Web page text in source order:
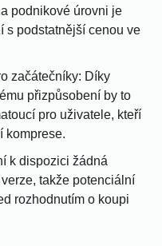
podnikové úrovni je
s podstatnější cenou ve
začátečníky: Díky
přizpůsobení by to
pro uživatele, kteří
komprese.
k dispozici žádná
takže potenciální
rozhodnutím o koupi